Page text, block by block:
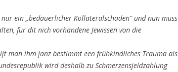
ein „bedauerlicher Kollateralschaden“ und nun muss
für dit nich vorhandene Jewissen von die
man ihm janz bestimmt een frühkindliches Trauma als
wird deshalb zu Schmerzensjeldzahlung